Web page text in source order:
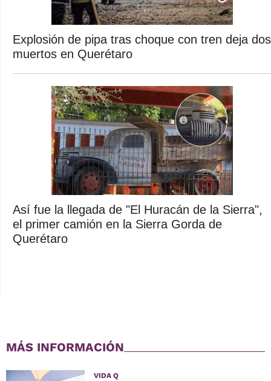
Explosión de pipa tras choque con tren deja dos
muertos en Querétaro
Así fue la llegada de "El Huracán de la Sierra",
el primer camión en la Sierra Gorda de
Querétaro
MÁS INFORMACIÓN
VIDA Q